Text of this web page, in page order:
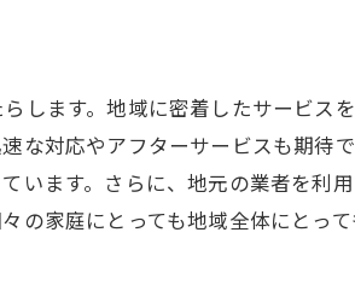
化します。地域に密着したサービス
な対応やアフターサービスも期待
います。さらに、地元の業者を利
の家庭にとっても地域全体にとっ